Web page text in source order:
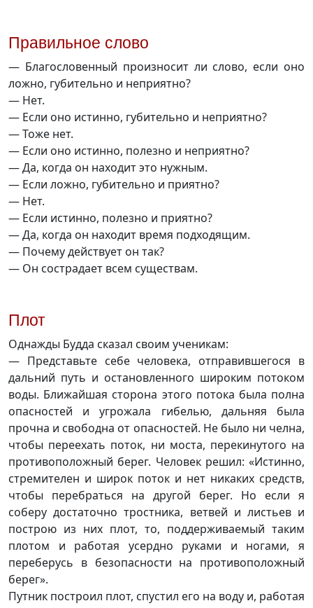
Правильное слово
— Благословенный произносит ли слово, если оно
ложно, губительно и неприятно?
— Нет.
— Если оно истинно, губительно и неприятно?
— Тоже нет.
— Если оно истинно, полезно и неприятно?
— Да, когда он находит это нужным.
— Если ложно, губительно и приятно?
— Нет.
— Если истинно, полезно и приятно?
— Да, когда он находит время подходящим.
— Почему действует он так?
— Он сострадает всем существам.
Плот
Однажды Будда сказал своим ученикам:
— Представьте себе человека, отправившегося в
дальний путь и остановленного широким потоком
воды. Ближайшая сторона этого потока была полна
опасностей и угрожала гибелью, дальняя была
прочна и свободна от опасностей. Не было ни челна,
чтобы переехать поток, ни моста, перекинутого на
противоположный берег. Человек решил: «Истинно,
стремителен и широк поток и нет никаких средств,
чтобы перебраться на другой берег. Но если я
соберу достаточно тростника, ветвей и листьев и
построю из них плот, то, поддерживаемый таким
плотом и работая усердно руками и ногами, я
переберусь в безопасности на противоположный
берег».
Путник построил плот, спустил его на воду и, работая